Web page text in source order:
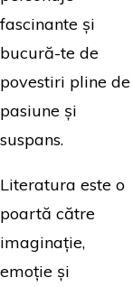
fascinante și
bucură-te de
povestiri pline de
pasiune și
suspans.
Literatura este o
poartă către
imaginație,
emoție și